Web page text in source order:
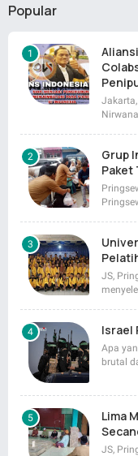
Popular
Grup
Paket
JS,
Israel
Apa
brutal
Lima
JS,